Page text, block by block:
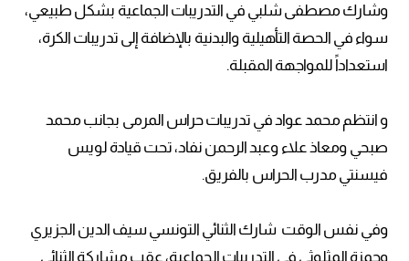
وشارك مصطفى شلبي في التدريبات الجماعية بشكل طبيعي،
سواء في الحصة التأهيلية والبدنية بالإضافة إلى تدريبات الكرة،
استعداداً للمواجهة المقبلة.
و انتظم محمد عواد في تدريبات حراس المرمى بجانب محمد
صبحي ومعاذ علاء وعبد الرحمن نفاد، تحت قيادة لويس
فيسنتي مدرب الحراس بالفريق.
وفي نفس الوقت شارك الثنائي التونسي سيف الدين الجزيري
وحمزة المثلوثي في التدريبات الجماعية، عقب مشاركة الثنائي